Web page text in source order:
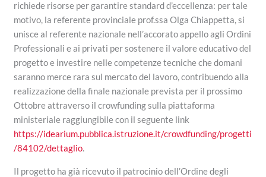
richiede risorse per garantire standard d’eccellenza: per tale
motivo, la referente provinciale prof.ssa Olga Chiappetta, si
unisce al referente nazionale nell’accorato appello agli Ordini
Professionali e ai privati per sostenere il valore educativo del
progetto e investire nelle competenze tecniche che domani
saranno merce rara sul mercato del lavoro, contribuendo alla
realizzazione della finale nazionale prevista per il prossimo
Ottobre attraverso il crowfunding sulla piattaforma
ministeriale raggiungibile con il seguente link
https://idearium.pubblica.istruzione.it/crowdfunding/progetti
/84102/dettaglio.
Il progetto ha già ricevuto il patrocinio dell’Ordine degli